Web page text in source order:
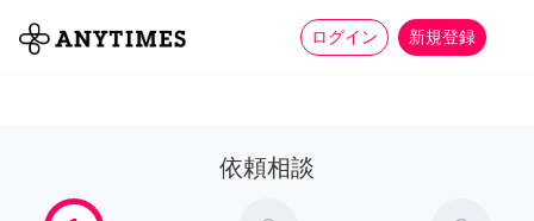
ログイン 新規登録
全て 家事 more_horiz
依頼相談